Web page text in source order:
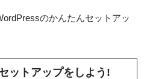
のかんたんセットアッ
ットアップをしよう!